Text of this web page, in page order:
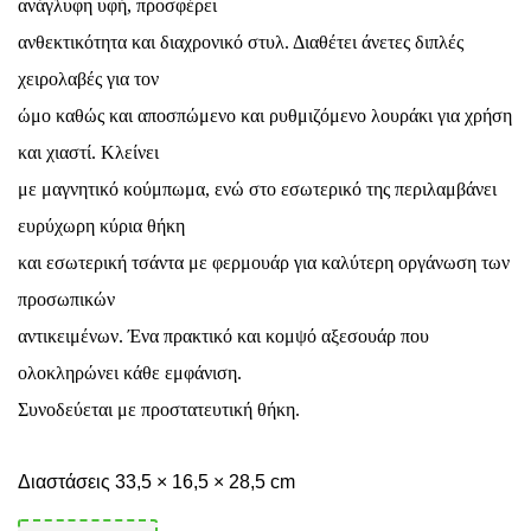
ανάγλυφη υφή, προσφέρει
ανθεκτικότητα και διαχρονικό στυλ. Διαθέτει άνετες διπλές
χειρολαβές για τον
ώμο καθώς και αποσπώμενο και ρυθμιζόμενο λουράκι για χρήση
και χιαστί. Κλείνει
με μαγνητικό κούμπωμα, ενώ στο εσωτερικό της περιλαμβάνει
ευρύχωρη κύρια θήκη
και εσωτερική τσάντα με φερμουάρ για καλύτερη οργάνωση των
προσωπικών
αντικειμένων. Ένα πρακτικό και κομψό αξεσουάρ που
ολοκληρώνει κάθε εμφάνιση.
Συνοδεύεται με προστατευτική θήκη.
Διαστάσεις 33,5 × 16,5 × 28,5 cm